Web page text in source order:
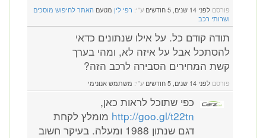
פורסם לפני 14 שנים, 5 חודשים ע"י: רפי לין מטעם האתר לחיפוש מוסכים
ושרותי רכב
תודה קודם כל. על אילו שנתונים כדאי
להסתכל אבל על איזה לא, ומהי בערך
קשת המחירים הסבירה לרכב הזה?
פורסם לפני 14 שנים, 5 חודשים ע"י: משתמש אנונימי
כפי שתוכל לראות כאן,
http://goo.gl/t22tn מומלץ לקחת
דגם שנתון 1988 ומעלה. בעיקר חשוב